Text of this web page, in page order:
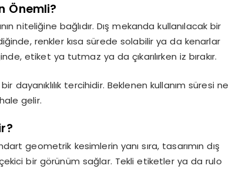
Önemli?
niteliğine bağlıdır. Dış mekanda kullanılacak bir
renkler kısa sürede solabilir ya da kenarlar
etiket ya tutmaz ya da çıkarılırken iz bırakır.
tercihidir. Beklenen kullanım süresi ne
gelir.
geometrik kesimlerin yanı sıra, tasarımın dış
bir görünüm sağlar. Tekli etiketler ya da rulo